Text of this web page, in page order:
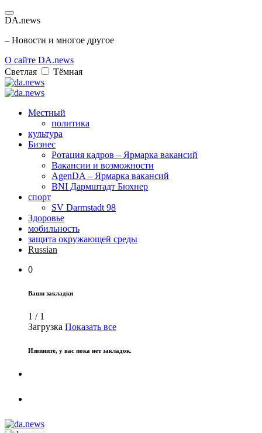
DA.news
– Новости и многое другое
О сайте DA.news
Светлая
Тёмная
Местный
политика
культура
Бизнес
Ротация кадров – Ярмарка вакансий
Вакансии и возможности
AgenDA – Ярмарка вакансий
BNI Дармштадт Бюхнер
спорт
SV Darmstadt 98
Здоровье
мобильность
защита окружающей среды
Russian
0
Ваши закладки
1 / 1
Загрузка Показать все
Извините, у вас пока нет закладок.